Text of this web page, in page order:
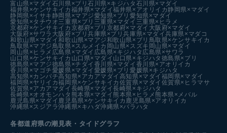
富山県×マダイ 石川県×ブリ石川県×キジハタ 石川県×マダイ
福井県×ケンサキイカ 福井県×マダイ福井県×アオリイカ静岡県×マダイ
静岡県×イサキ静岡県×マアジ愛知県×ブリ愛知県×マダイ
愛知県×タチウオ三重県×ブリ 三重県×マダイ 三重県×ヒラメ
京都府×ケンサキイカ 京都府×ブリ 京都府×マダイ 大阪府×マダイ
大阪府×サワラ 大阪府×ブリ兵庫県×ブリ兵庫県×マダイ兵庫県×マダコ
和歌山県×マダイ和歌山県×マアジ和歌山県×ブリ 鳥取県×ケンサキイカ
鳥取県×マアジ鳥取県×スルメイカ 岡山県×スズキ 岡山県×マダイ
岡山県×ヒラメ 広島県×マダイ 広島県×キジハタ 広島県×サワラ
山口県×ケンサキイカ 山口県×マダイ 山口県×キジハタ 徳島県×ブリ
徳島県×マアジ徳島県×チダイ 香川県×マダイ 香川県×アオリイカ
香川県×マゴチ愛媛県×マダイ 愛媛県×ブリ愛媛県×キジハタ
高知県×カンパチ高知県×アカアマダイ 高知県×マダイ 福岡県×マダイ
福岡県×ヤリイカ福岡県×ケンサキイカ 佐賀県×マダイ 佐賀県×ヒラマサ
佐賀県×アカアマダイ 長崎県×マダイ長崎県×キジハタ
長崎県×オオモンハタ 熊本県×マダイ 熊本県×ヒラメ 熊本県×メバル
鹿児島県×マダイ 鹿児島県×ケンサキイカ 鹿児島県×アオリイカ
沖縄県×スジアラ沖縄県×キハダ沖縄県×バラハタ
各都道府県の潮見表 ・タイドグラフ